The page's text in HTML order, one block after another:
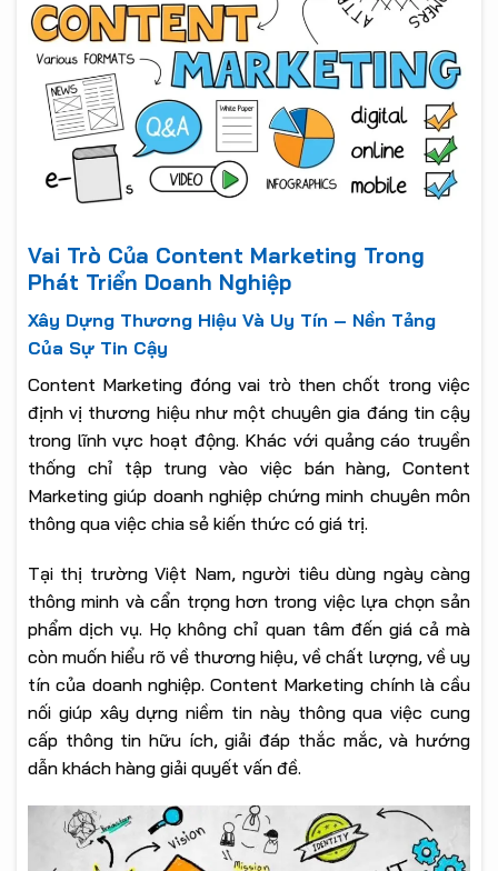
Vai Trò Của Content Marketing Trong
Phát Triển Doanh Nghiệp
Xây Dựng Thương Hiệu Và Uy Tín – Nền Tảng
Của Sự Tin Cậy
Content Marketing đóng vai trò then chốt trong việc
định vị thương hiệu như một chuyên gia đáng tin cậy
trong lĩnh vực hoạt động. Khác với quảng cáo truyền
thống chỉ tập trung vào việc bán hàng, Content
Marketing giúp doanh nghiệp chứng minh chuyên môn
thông qua việc chia sẻ kiến thức có giá trị.
Tại thị trường Việt Nam, người tiêu dùng ngày càng
thông minh và cẩn trọng hơn trong việc lựa chọn sản
phẩm dịch vụ. Họ không chỉ quan tâm đến giá cả mà
còn muốn hiểu rõ về thương hiệu, về chất lượng, về uy
tín của doanh nghiệp. Content Marketing chính là cầu
nối giúp xây dựng niềm tin này thông qua việc cung
cấp thông tin hữu ích, giải đáp thắc mắc, và hướng
dẫn khách hàng giải quyết vấn đề.